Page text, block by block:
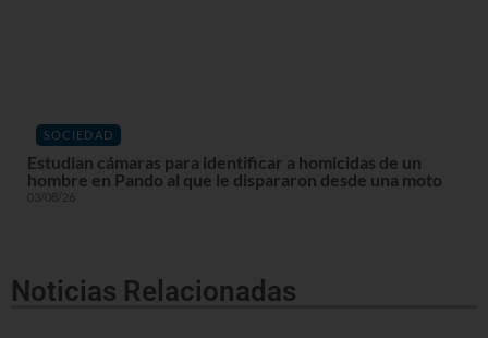
SOCIEDAD
Estudian cámaras para identificar a homicidas de un
hombre en Pando al que le dispararon desde una moto
03/08/26
Noticias Relacionadas